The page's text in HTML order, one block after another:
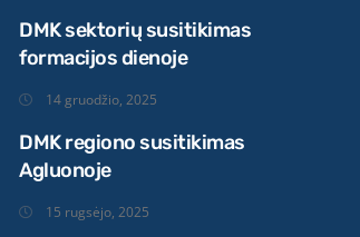
DMK sektorių susitikimas
formacijos dienoje
14 gruodžio, 2025
DMK regiono susitikimas
Agluonoje
15 rugsėjo, 2025